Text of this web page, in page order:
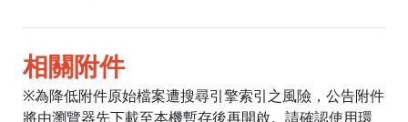
相關附件
※為降低附件原始檔案遭搜尋引擎索引之風險，公告附件
將由瀏覽器先下載至本機暫存後再開啟。請確認使用環